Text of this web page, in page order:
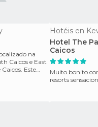
na
Caicos e East
Caicos. Este
Hotéis en
Hotel The
Caicos
Muito bonito
resorts